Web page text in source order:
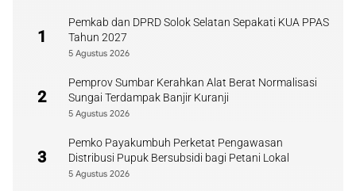
1
Pemkab dan DPRD Solok Selatan Sepakati KUA PPAS
Tahun 2027
5 Agustus 2026
2
Pemprov Sumbar Kerahkan Alat Berat Normalisasi
Sungai Terdampak Banjir Kuranji
5 Agustus 2026
3
Pemko Payakumbuh Perketat Pengawasan
Distribusi Pupuk Bersubsidi bagi Petani Lokal
5 Agustus 2026